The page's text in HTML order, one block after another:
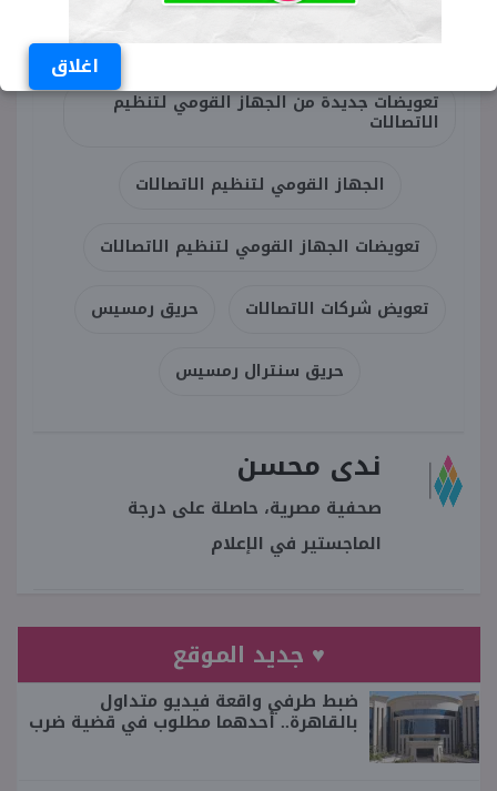
اغلاق
الكلمات المفتاحية
تعويضات جديدة من الجهاز القومي لتنظيم
الاتصالات
الجهاز القومي لتنظيم الاتصالات
تعويضات الجهاز القومي لتنظيم الاتصالات
تعويض شركات الاتصالات حريق رمسيس
حريق سنترال رمسيس
ندى محسن
صحفية مصرية، حاصلة على درجة
الماجستير في الإعلام
♥ جديد الموقع
ضبط طرفي واقعة فيديو متداول
بالقاهرة.. أحدهما مطلوب في قضية ضرب